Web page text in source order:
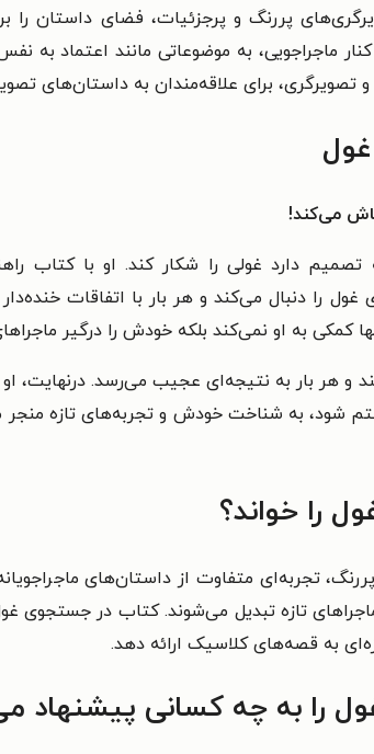
پررنگ و پرجزئیات، فضای داستان
ماجراجویی، به موضوعاتی مانند اعتماد به
می‌کند!
دارد غولی را شکار کند. او با کتاب
غول را دنبال می‌کند و هر بار با اتفاقات
کمکی به او نمی‌کند بلکه خودش را درگیر
و هر بار به نتیجه‌ای عجیب می‌رسد.
شود، به شناخت خودش و تجربه‌های تازه
را خواند؟
تجربه‌ای متفاوت از داستان‌های
تازه تبدیل می‌شوند. کتاب در جستجوی
به قصه‌های کلاسیک ارائه دهد.
را به چه کسانی پیشنهاد